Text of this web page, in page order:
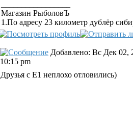
Магазин РыболовЪ
1.По адресу 23 километр дублёр
Добавлено: Вс Дек 02,
10:15 pm
Друзья с Е1 неплохо отловились)